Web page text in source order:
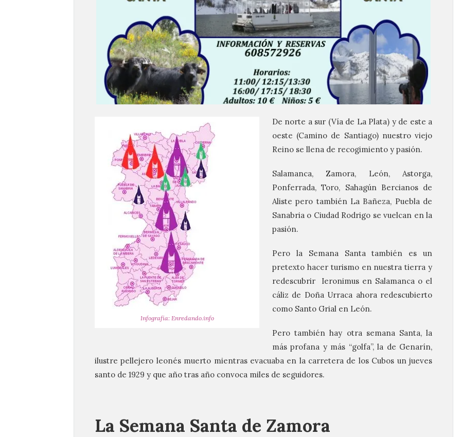
Infografía: Enredando.info
De norte a sur (Vía de La Plata) y de este a
oeste (Camino de Santiago) nuestro viejo
Reino se llena de recogimiento y pasión.
Salamanca, Zamora, León, Astorga,
Ponferrada, Toro, Sahagún Bercianos de
Aliste pero también La Bañeza, Puebla de
Sanabria o Ciudad Rodrigo se vuelcan en la
pasión.
Pero la Semana Santa también es un
pretexto hacer turismo en nuestra tierra y
redescubrir Ieronimus en Salamanca o el
cáliz de Doña Urraca ahora redescubierto
como Santo Grial en León.
Pero también hay otra semana Santa, la
más profana y más “golfa”, la de Genarín,
ilustre pellejero leonés muerto mientras evacuaba en la carretera de los Cubos un jueves
santo de 1929 y que año tras año convoca miles de seguidores.
La Semana Santa de Zamora